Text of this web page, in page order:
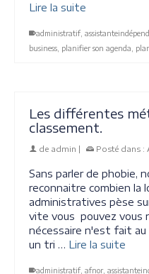
Lire la suite
administratif
business planifier son agenda
Les différentes
classement.
de admin | Posté dans :
Sans parler de phobie,
reconnaitre combien la
administratives pèse
vite vous pouvez vous
nécessaire n'est fait
un tri … Lire la suite
administratif afnor,